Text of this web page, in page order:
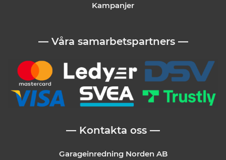
Kampanjer
— Våra samarbetspartners —
— Kontakta oss —
Garageinredning Norden AB